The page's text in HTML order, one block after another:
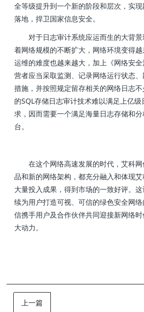
全等级提升到一个新的阶段和层次，实
落地，捍卫国家信息安全。
对于日志审计系统应运而生的大背
着网络规模的不断扩大，网络环境变得
运维的难度也越来越大，加上《网络安
营者应当采取监测、记录网络运行状态
措施，并按照规定留存相关的网络日志
的SQL存储日志审计技术难以满足上亿
求，因而需要一个满足海量日志存储和
台。
在这个网络高速发展的时代，艾科
品和新的网络架构，都充分融入和体现
大量投入成果，得到市场的一致好评。
续为用户打造可视、可信的绿色安全网
信携手用户及合作伙伴共同迎接新网络
大动力。
上一篇